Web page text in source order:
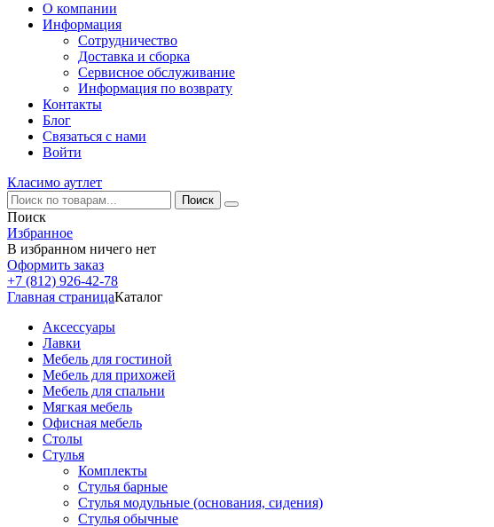
О компании
Информация
Сотрудничество
Доставка и сборка
Сервисное обслуживание
Информация по возврату
Контакты
Блог
Связаться с нами
Войти
Класимо аутлет
Поиск
Избранное
В избранном ничего нет
Оформить заказ
+7 (812) 926-42-78
Главная страницаКаталог
Аксессуары
Лавки
Мебель для гостиной
Мебель для прихожей
Мебель для спальни
Мягкая мебель
Офисная мебель
Столы
Стулья
Комплекты
Стулья барные
Стулья модульные (основания, сидения)
Стулья обычные